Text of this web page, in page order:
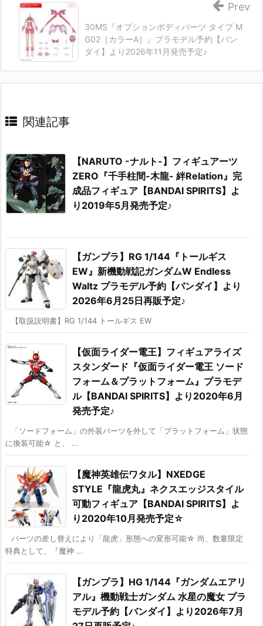
30MS『オプションボディパーツ タイプ M
G02［カラーA］』プラモデル予約【バン
ダイ】より2026年11月発売予定♪
Prev
関連記事
【NARUTO -ナルト-】フィギュアーツ
ZERO『千手柱間-木龍- 絆Relation』完
成品フィギュア【BANDAI SPIRITS】よ
り2019年5月発売予定♪
【ガンプラ】RG 1/144『トールギス
EW』新機動戦記ガンダムW Endless
Waltz プラモデル予約【バンダイ】より
2026年6月25日再販予定♪
【取扱説明書】RG 1/144 トールギス EW
【仮面ライダー電王】フィギュアライズ
スタンダード『仮面ライダー電王 ソード
フォーム＆プラットフォーム』プラモデ
ル【BANDAI SPIRITS】より2020年6月
発売予定♪
「ソードフォーム」の外装パーツを外して「プラットフォーム」状態
に換装可能☆ と、 ...
【魔神英雄伝ワタル】NXEDGE
STYLE『龍虎丸』ネクスエッジスタイル
可動フィギュア【BANDAI SPIRITS】よ
り2020年10月発売予定☆
パーツの差し替えにより「龍虎」形態への変形可能☆ 尚、数量限定
特典として、『魔神 ...
【ガンプラ】HG 1/144『ガンダムエアリ
アル』機動戦士ガンダム 水星の魔女 プラ
モデル予約【バンダイ】より2026年7月